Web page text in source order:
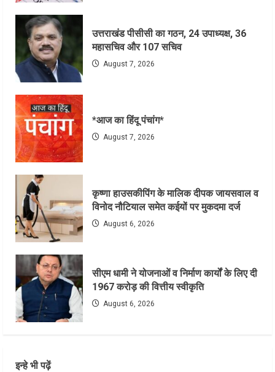
उत्तराखंड पीसीसी का गठन, 24 उपाध्यक्ष, 36
महासचिव और 107 सचिव
August 7, 2026
*आज का हिंदू पंचांग*
August 7, 2026
कृष्णा हाउसकीपिंग के मालिक दीपक जायसवाल व
विनोद नौटियाल समेत कईयों पर मुकदमा दर्ज
August 6, 2026
सीएम धामी ने योजनाओं व निर्माण कार्यों के लिए दी
1967 करोड़ की वित्तीय स्वीकृति
August 6, 2026
इन्हे भी पढ़ें